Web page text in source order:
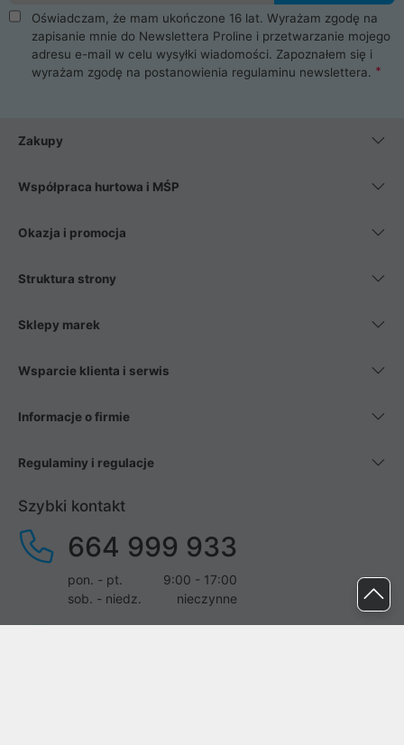
Oświadczam, że mam ukończone 16 lat. Wyrażam zgodę na
zapisanie mnie do Newslettera Proline i przetwarzanie mojego
adresu e-mail w celu wysyłki wiadomości. Zapoznałem się i
wyrażam zgodę na postanowienia regulaminu newslettera.
Zakupy
Współpraca hurtowa i MŚP
Okazja i promocja
Struktura strony
Sklepy marek
Wsparcie klienta i serwis
Informacje o firmie
Regulaminy i regulacje
Szybki kontakt
664 999 933
pon. - pt.
9:00 - 17:00
sob. - niedz.
nieczynne